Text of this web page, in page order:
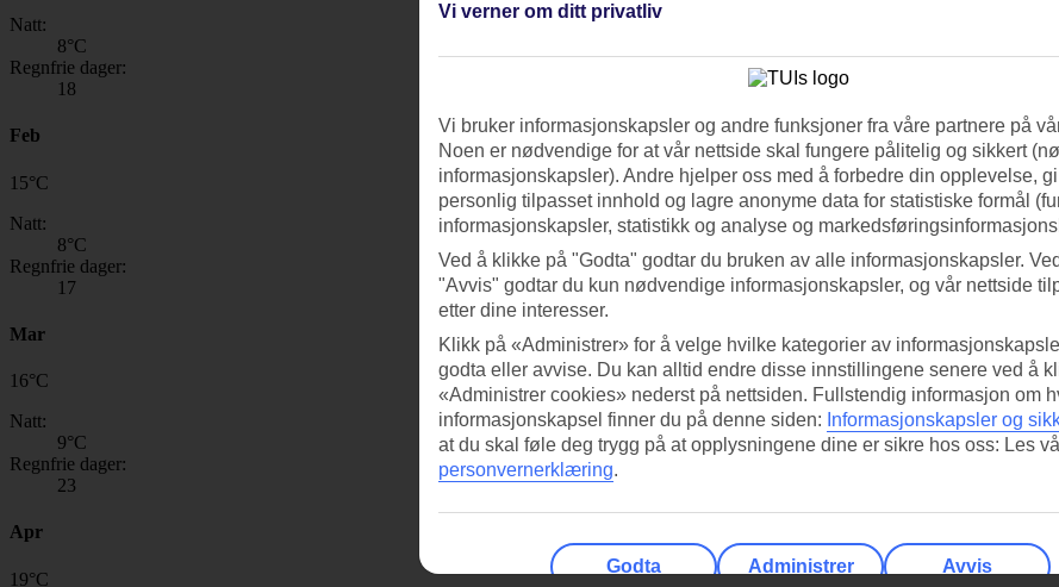
Natt:
8°C
Regnfrie dager:
18
Feb
15°C
Natt:
8°C
Regnfrie dager:
17
Mar
16°C
Natt:
9°C
Regnfrie dager:
23
Apr
19°C
Vi verner om ditt privatliv
Vi bruker informasjonskapsler og andre funksjoner fra våre partnere på
Noen er nødvendige for at vår nettside skal fungere pålitelig og sikkert
informasjonskapsler). Andre hjelper oss med å forbedre din opplevelse,
personlig tilpasset innhold og lagre anonyme data for statistiske formål
informasjonskapsler, statistikk og analyse og
Ved å klikke på "Godta" godtar du bruken av alle informasjonskapsler.
"Avvis" godtar du kun nødvendige informasjonskapsler, og vår nettside
etter dine interesser.
Klikk på «Administrer» for å velge hvilke kategorier av
godta eller avvise. Du kan alltid endre disse innstillingene senere ved å
«Administrer cookies» nederst på nettsiden. Fullstendig informasjon om
informasjonskapsel finner du på denne siden: Informasjonskapsler og
at du skal føle deg trygg på at opplysningene dine er sikre hos oss: Les
personvernerklæring.
Godta Administrer Avvis